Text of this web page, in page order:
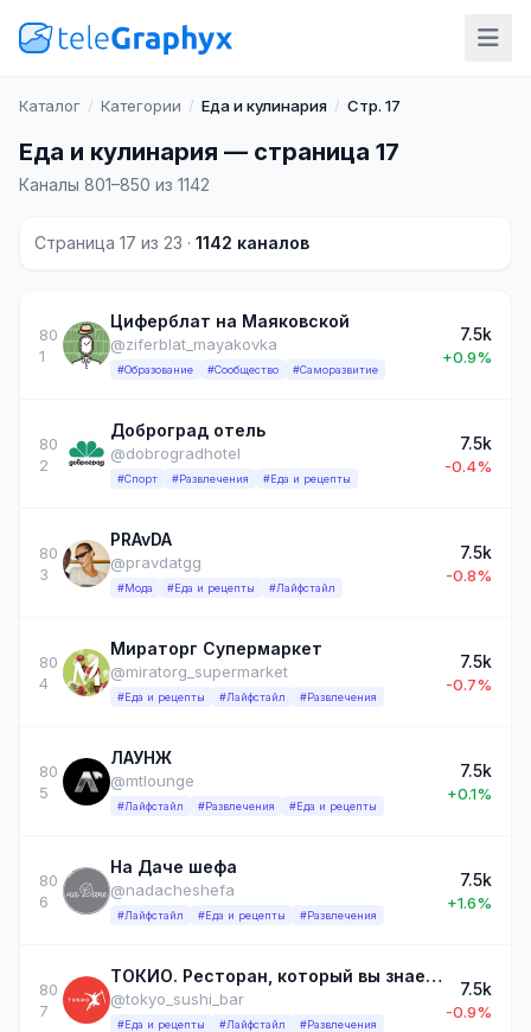
Каталог / Категории / Еда и кулинария / Стр. 17
Еда и кулинария — страница 17
Каналы 801–850 из 1142
Страница 17 из 23 · 1142 каналов
80
1
Циферблат на Маяковской
@ziferblat_mayakovka
#Образование #Сообщество #Саморазвитие
7.5k
+0.9%
80
2
Доброград отель
@dobrogradhotel
#Спорт #Развлечения #Еда и рецепты
7.5k
-0.4%
80
3
PRAvDA
@pravdatgg
#Мода #Еда и рецепты #Лайфстайл
7.5k
-0.8%
80
4
Мираторг Супермаркет
@miratorg_supermarket
#Еда и рецепты #Лайфстайл #Развлечения
7.5k
-0.7%
80
5
ЛАУНЖ
@mtlounge
#Лайфстайл #Развлечения #Еда и рецепты
7.5k
+0.1%
80
6
На Даче шефа
@nadacheshefa
#Лайфстайл #Еда и рецепты #Развлечения
7.5k
+1.6%
80
7
ТОКИО. Ресторан, который вы знаете
@tokyo_sushi_bar
#Еда и рецепты #Лайфстайл #Развлечения
7.5k
-0.9%